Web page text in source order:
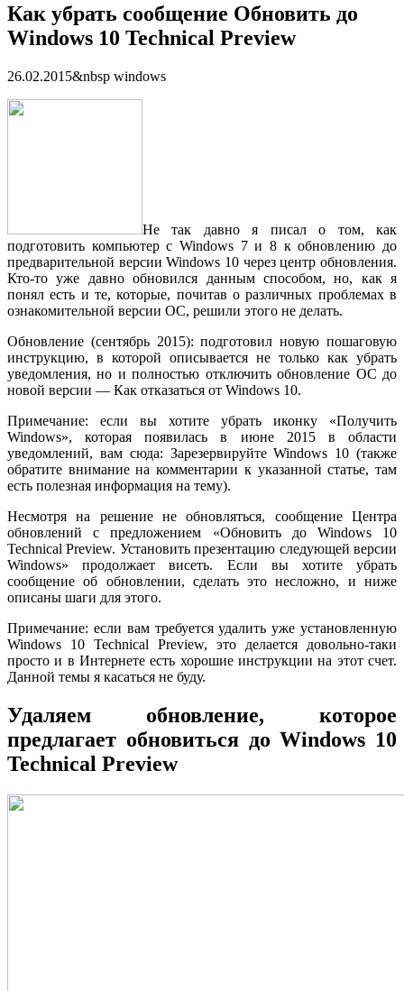
Как убрать сообщение Обновить до
Windows 10 Technical Preview
26.02.2015&nbsp windows
Не так давно я писал о том, как
подготовить компьютер с Windows 7 и 8 к обновлению до
предварительной версии Windows 10 через центр обновления.
Кто-то уже давно обновился данным способом, но, как я
понял есть и те, которые, почитав о различных проблемах в
ознакомительной версии ОС, решили этого не делать.
Обновление (сентябрь 2015): подготовил новую пошаговую
инструкцию, в которой описывается не только как убрать
уведомления, но и полностью отключить обновление ОС до
новой версии — Как отказаться от Windows 10.
Примечание: если вы хотите убрать иконку «Получить
Windows», которая появилась в июне 2015 в области
уведомлений, вам сюда: Зарезервируйте Windows 10 (также
обратите внимание на комментарии к указанной статье, там
есть полезная информация на тему).
Несмотря на решение не обновляться, сообщение Центра
обновлений с предложением «Обновить до Windows 10
Technical Preview. Установить презентацию следующей версии
Windows» продолжает висеть. Если вы хотите убрать
сообщение об обновлении, сделать это несложно, и ниже
описаны шаги для этого.
Примечание: если вам требуется удалить уже установленную
Windows 10 Technical Preview, это делается довольно-таки
просто и в Интернете есть хорошие инструкции на этот счет.
Данной темы я касаться не буду.
Удаляем обновление, которое
предлагает обновиться до Windows 10
Technical Preview